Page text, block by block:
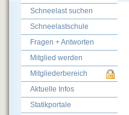
Schneelast suchen
Schneelastschule
Fragen + Antworten
Mitglied werden
Mitgliederbereich
Aktuelle Infos
Statikportale